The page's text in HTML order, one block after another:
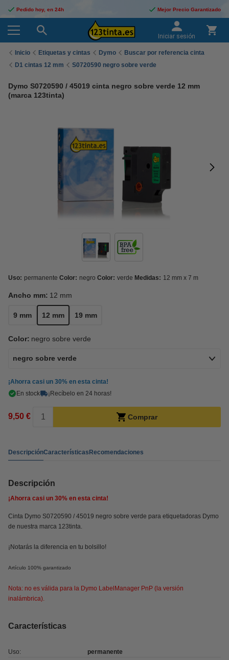
Pedido hoy, en 24h Mejor Precio Garantizado
Iniciar sesión
Inicio Etiquetas y cintas Dymo
Buscar por referencia cinta
D1 cintas 12 mm
S0720590 negro sobre verde
Dymo S0720590 / 45019 cinta negro sobre verde 12 mm
(marca 123tinta)
Uso: permanente Color: negro Color: verde Medidas: 12 mm x 7 m
Ancho mm: 12 mm
9 mm 12 mm 19 mm
Color: negro sobre verde
negro sobre verde
¡Ahorra casi un 30% en esta cinta!
En stock
¡Recíbelo en 24 horas!
9,50 € Comprar
DescripciónCaracterísticasRecomendaciones
Descripción
¡Ahorra casi un 30% en esta cinta!
Cinta Dymo S0720590 / 45019 negro sobre verde para etiquetadoras Dymo
de nuestra marca 123tinta.
¡Notarás la diferencia en tu bolsillo!
Artículo 100% garantizado
Nota: no es válida para la Dymo LabelManager PnP (la versión
inalámbrica).
Características
Uso: permanente